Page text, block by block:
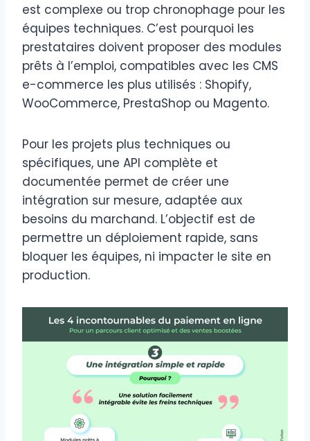
est complexe ou trop chronophage pour les
équipes techniques. C’est pourquoi les
prestataires doivent proposer des modules
prêts à l’emploi, compatibles avec les CMS
e-commerce les plus utilisés : Shopify,
WooCommerce, PrestaShop ou Magento.
Pour les projets plus techniques ou
spécifiques, une API complète et
documentée permet de créer une
intégration sur mesure, adaptée aux
besoins du marchand. L’objectif est de
permettre un déploiement rapide, sans
bloquer les équipes, ni impacter le site en
production.